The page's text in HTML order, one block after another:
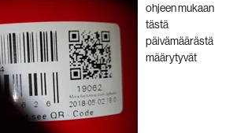
ohjeen mukaan
tästä
päivämäärästä
määrytyvät